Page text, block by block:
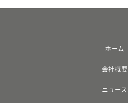
ホーム
会社概要
ニュース